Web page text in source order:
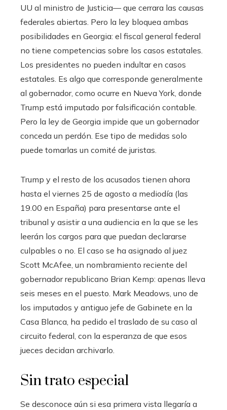
UU al ministro de Justicia— que cerrara las causas
federales abiertas. Pero la ley bloquea ambas
posibilidades en Georgia: el fiscal general federal
no tiene competencias sobre los casos estatales.
Los presidentes no pueden indultar en casos
estatales. Es algo que corresponde generalmente
al gobernador, como ocurre en Nueva York, donde
Trump está imputado por falsificación contable.
Pero la ley de Georgia impide que un gobernador
conceda un perdón. Ese tipo de medidas solo
puede tomarlas un comité de juristas.
Trump y el resto de los acusados tienen ahora
hasta el viernes 25 de agosto a mediodía (las
19.00 en España) para presentarse ante el
tribunal y asistir a una audiencia en la que se les
leerán los cargos para que puedan declararse
culpables o no. El caso se ha asignado al juez
Scott McAfee, un nombramiento reciente del
gobernador republicano Brian Kemp: apenas lleva
seis meses en el puesto. Mark Meadows, uno de
los imputados y antiguo jefe de Gabinete en la
Casa Blanca, ha pedido el traslado de su caso al
circuito federal, con la esperanza de que esos
jueces decidan archivarlo.
Sin trato especial
Se desconoce aún si esa primera vista llegaría a